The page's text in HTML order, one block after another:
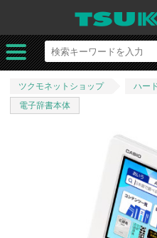
ツクモネットショップ ハー
電子辞書本体